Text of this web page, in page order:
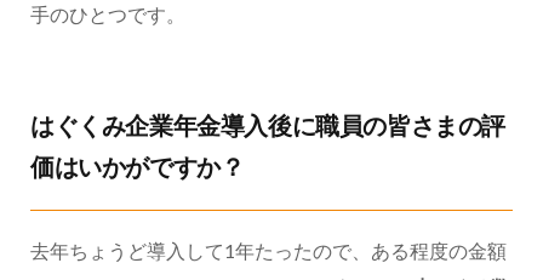
手のひとつです。
はぐくみ企業年金導入後に職員の皆さまの評
価はいかがですか？
去年ちょうど導入して1年たったので、ある程度の金額